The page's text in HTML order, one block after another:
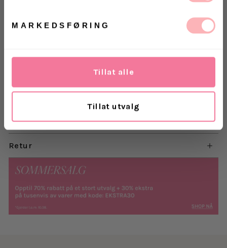
MARKEDSFØRING
Tillat alle
Tillat utvalg
innvendig sikrer en behagelig passform gjennom
Et allsidig valg som passer til alt – fra jobbantrekk
en feminin look eller med dressbukser for en chic
Materiale: Skinn
Levering
Retur